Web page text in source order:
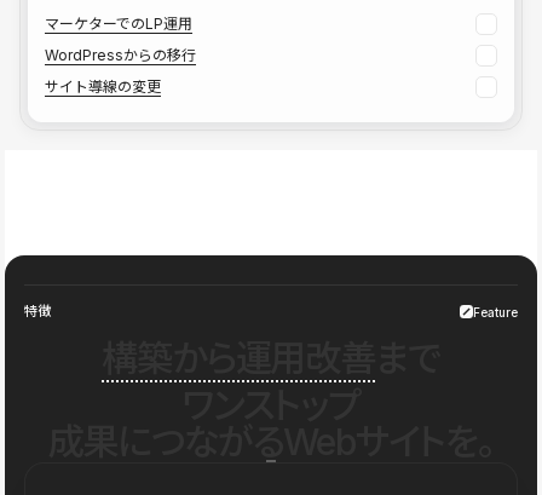
マーケターでのLP運用
WordPressからの移行
サイト導線の変更
特徴 Feature